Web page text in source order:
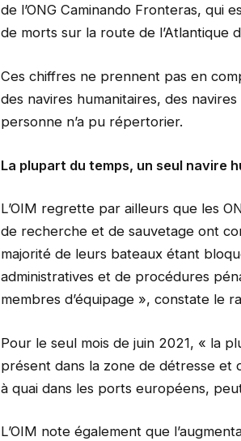
de l’ONG Caminando Fronteras, qui
de morts sur la route de l’Atlantique
Ces chiffres ne prennent pas en
des navires humanitaires, des
personne n’a pu répertorier.
La plupart du temps, un seul navire
L’OIM regrette par ailleurs que les
de recherche et de sauvetage ont
majorité de leurs bateaux étant
administratives et de procédures
membres d’équipage », constate le
Pour le seul mois de juin 2021, « la
présent dans la zone de détresse et
à quai dans les ports européens,
L’OIM note également que